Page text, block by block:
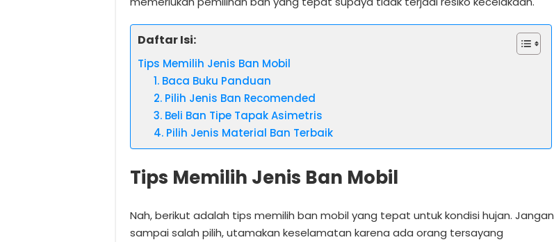
Daftar Isi:
Tips Memilih Jenis Ban Mobil
1. Baca Buku Panduan
2. Pilih Jenis Ban Recomended
3. Beli Ban Tipe Tapak Asimetris
4. Pilih Jenis Material Ban Terbaik
Tips Memilih Jenis Ban Mobil
Nah, berikut adalah tips memilih ban mobil yang tepat untuk kondisi hujan. Jangan
sampai salah pilih, utamakan keselamatan karena ada orang tersayang